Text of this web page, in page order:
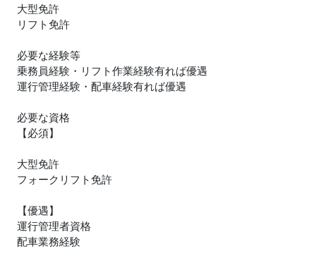
大型免許
リフト免許
必要な経験等
乗務員経験・リフト作業経験有れば優遇
運行管理経験・配車経験有れば優遇
必要な資格
【必須】
大型免許
フォークリフト免許
【優遇】
運行管理者資格
配車業務経験